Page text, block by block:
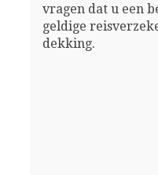
vragen dat u een
geldige
dekking.